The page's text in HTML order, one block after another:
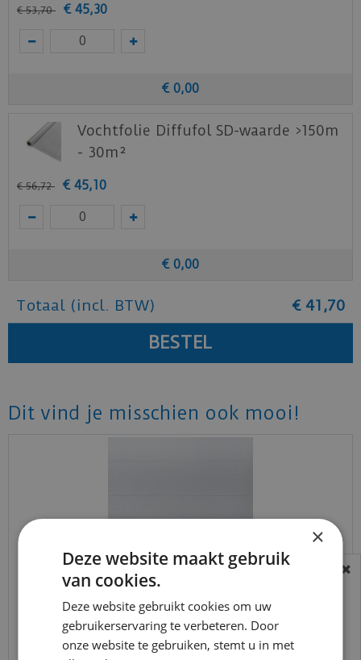
€ 53,70 € 45,30
€ 0,00
Vochtfolie Diffufol SD-waarde >150m
- 30m²
€ 56,72 € 45,10
€ 0,00
Totaal (incl. BTW) € 41 ,70
Dit vind je misschien ook mooi!
Douwes Dekker - Sympathiek - Brede plank
koriander 2V 05038…
BEREIKBAARHEID
In verband met de vakantie periode zijn wij
t/m 14 augustus telefonisch helaas niet
bereikbaar.
×
Deze website maakt gebruik
van cookies.
Deze website gebruikt cookies om uw
gebruikerservaring te verbeteren. Door
onze website te gebruiken, stemt u in met